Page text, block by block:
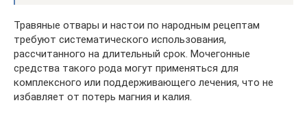
Травяные отвары и настои по народным рецептам
требуют систематического использования,
рассчитанного на длительный срок. Мочегонные
средства такого рода могут применяться для
комплексного или поддерживающего лечения, что не
избавляет от потерь магния и калия.